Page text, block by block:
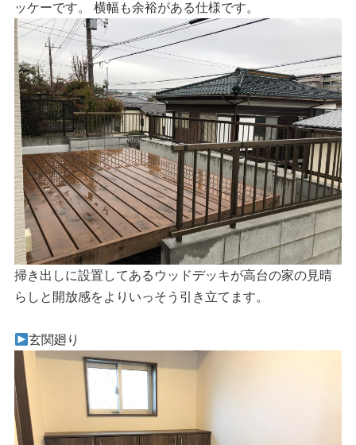
ッケーです。 横幅も余裕がある仕様です。
掃き出しに設置してあるウッドデッキが高台の家の見晴
らしと開放感をよりいっそう引き立てます。
玄関廻り